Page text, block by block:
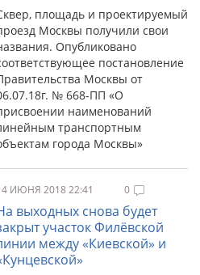
площадь и проектируемый
Москвы получили свои
Опубликовано
постановление
Москвы от
№ 668-ПП «О
наименований
транспортным
города Москвы»
ИЮНЯ 2018 22:41 0
выходных снова будет
участок Филёвской
между «Киевской» и